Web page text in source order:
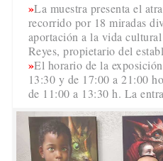
La muestra presenta el
recorrido por 18 miradas
aportación a la vida
Reyes, propietario del
El horario de la
13:30 y de 17:00 a 21:00
de 11:00 a 13:30 h. La